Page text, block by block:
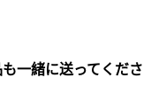
一緒に送ってくださ